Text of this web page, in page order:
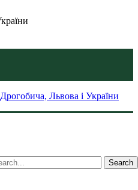
Львова і України